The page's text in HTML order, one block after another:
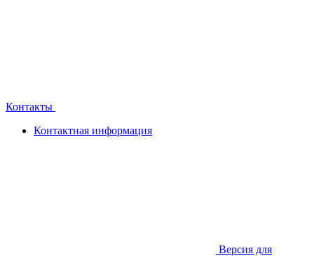
Контакты
Контактная информация
Версия для